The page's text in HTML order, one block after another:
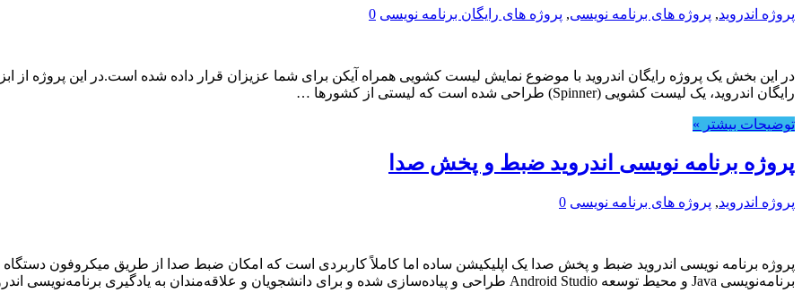
پروژه اندروید, پروژه های برنامه نویسی, پروژه های رایگان برنامه نویسی 0
رایگان اندروید، یک لیست کشویی (Spinner) طراحی شده است که لیستی از کشورها …
توضیحات بیشتر »
پروژه برنامه نویسی اندروید ضبط و پخش صدا
پروژه اندروید, پروژه های برنامه نویسی 0
پروژه برنامه نویسی اندروید ضبط و پخش صدا یک اپلیکیشن ساده اما کاملاً کاربردی است که امکان ضبط صدا از طریق میکروفون دستگاه
برنامه‌نویسی Java و محیط توسعه Android Studio طراحی و پیاده‌سازی شده و برای دانشجویان و علاقه‌مندان به یادگیری برنامه‌نویسی اندروید بسیار مناسب است.